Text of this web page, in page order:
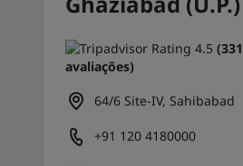
avaliações)
64/6 Site-IV, Sahibabad
+91 120 4180000